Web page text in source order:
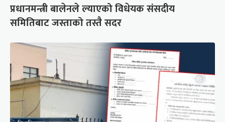
प्रधानमन्त्री बालेनले ल्याएको विधेयक संसदीय
समितिबाट जस्ताको तस्तै सदर